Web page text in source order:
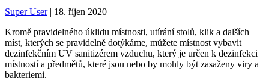
Super User| 18. říjen 2020
Kromě pravidelného úklidu místnosti, utírání stolů, klik a dalších
míst, kterých se pravidelně dotýkáme, můžete místnost vybavit
dezinfekčním UV sanitizérem vzduchu, který je určen k dezinfekci
místností a předmětů, které jsou nebo by mohly být zasaženy viry a
bakteriemi.